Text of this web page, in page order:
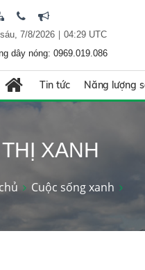
7/8/2026| 04:29 UTC
dây nóng: 0969.019.086
Tin tức Năng lượng
XANH
Cuộc sống xanh